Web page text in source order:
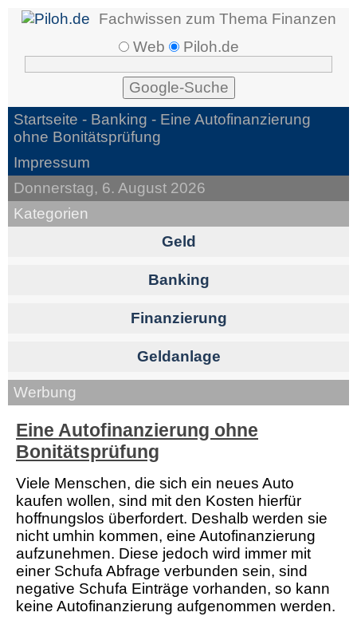
Fachwissen zum Thema Finanzen
Web
Piloh.de
Startseite - Banking - Eine Autofinanzierung
ohne Bonitätsprüfung
Impressum
Donnerstag, 6. August 2026
Kategorien
Geld
Banking
Finanzierung
Geldanlage
Werbung
Eine Autofinanzierung ohne
Bonitätsprüfung
Viele Menschen, die sich ein neues Auto
kaufen wollen, sind mit den Kosten hierfür
hoffnungslos überfordert. Deshalb werden sie
nicht umhin kommen, eine Autofinanzierung
aufzunehmen. Diese jedoch wird immer mit
einer Schufa Abfrage verbunden sein, sind
negative Schufa Einträge vorhanden, so kann
keine Autofinanzierung aufgenommen werden.